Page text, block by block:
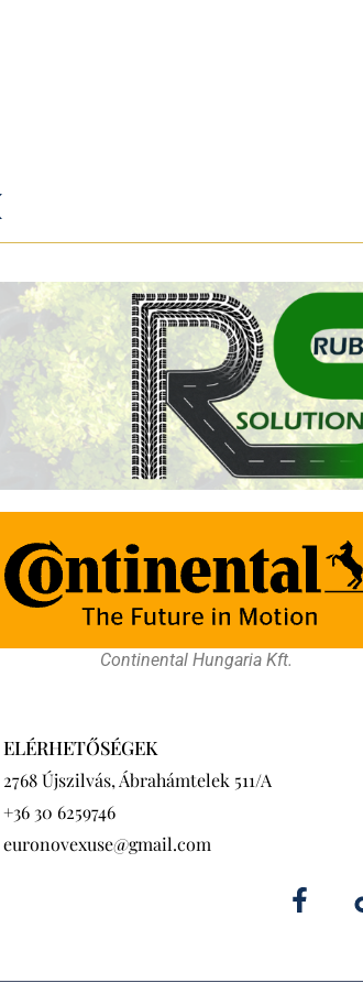
Continental Hungaria Kft.
ELÉRHETŐSÉGEK
2768 Újszilvás, Ábrahámtelek 511/A
+36 30 6259746
euronovexuse@gmail.com